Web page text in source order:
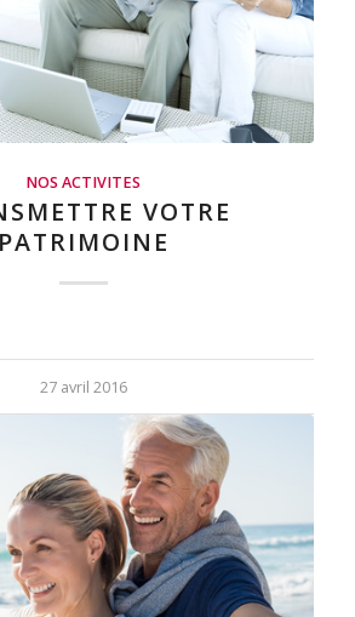
NOS ACTIVITES
VOTRE
PATRIMOINE
27 avril 2016